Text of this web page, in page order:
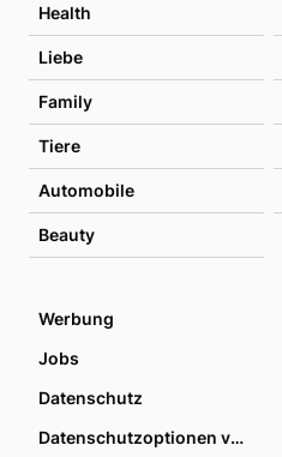
Health
Liebe
Family
Tiere
Automobile
Beauty
Werbung
Jobs
Datenschutz
Datenschutzoptionen verwalten